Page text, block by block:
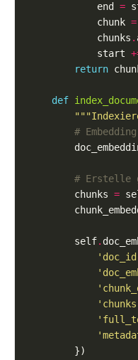
            end
=
            chunk
=
            chunks
.
            start
return
def
#
# Erstelle
        chunks
=
        self
.